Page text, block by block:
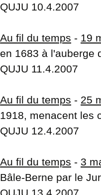
QUJU 10.4.2007
Au fil du temps - 19
en 1683 à l'auberge
QUJU 11.4.2007
Au fil du temps - 25
1918, menacent les
QUJU 12.4.2007
Au fil du temps - 3
Bâle-Berne par le
QUJU 13.4.2007